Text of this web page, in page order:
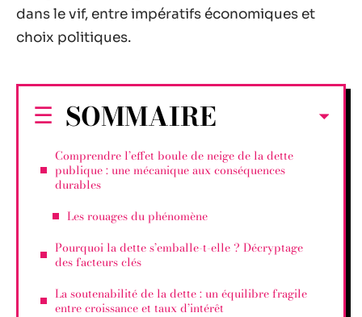
dans le vif, entre impératifs économiques et
choix politiques.
SOMMAIRE
Comprendre l’effet boule de neige de la dette
publique : une mécanique aux conséquences
durables
Les rouages du phénomène
Pourquoi la dette s’emballe-t-elle ? Décryptage
des facteurs clés
La soutenabilité de la dette : un équilibre fragile
entre croissance et taux d’intérêt